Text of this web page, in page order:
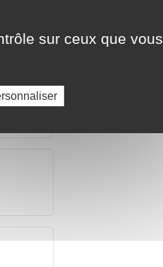
sur ceux que vous